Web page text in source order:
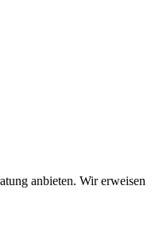
anbieten. Wir erweisen